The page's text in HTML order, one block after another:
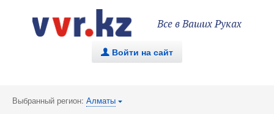
Все в Ваших Руках
. Войти на сайт
Выбранный регион: Алматы {